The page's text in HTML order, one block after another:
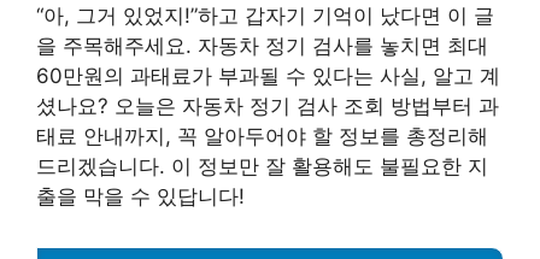
“아, 그거 있었지!”하고 갑자기 기억이 났다면 이 글
을 주목해주세요. 자동차 정기 검사를 놓치면 최대
60만원의 과태료가 부과될 수 있다는 사실, 알고 계
셨나요? 오늘은 자동차 정기 검사 조회 방법부터 과
태료 안내까지, 꼭 알아두어야 할 정보를 총정리해
드리겠습니다. 이 정보만 잘 활용해도 불필요한 지
출을 막을 수 있답니다!